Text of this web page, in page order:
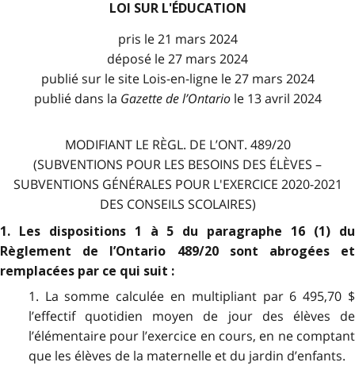
LOI SUR L'ÉDUCATION
pris le 21 mars 2024
déposé le 27 mars 2024
publié sur le site Lois-en-ligne le 27 mars 2024
publié dans la Gazette de l’Ontariole 13 avril 2024
MODIFIANT LE RÈGL. DE L’ONT. 489/20
(SUBVENTIONS POUR LES BESOINS DES ÉLÈVES –
SUBVENTIONS GÉNÉRALES POUR L'EXERCICE 2020-2021
DES CONSEILS SCOLAIRES)
1. Les dispositions 1 à 5 du paragraphe 16 (1) du
Règlement de l’Ontario 489/20 sont abrogées et
remplacées par ce qui suit :
1. La somme calculée en multipliant par 6 495,70 $
l’effectif quotidien moyen de jour des élèves de
l’élémentaire pour l’exercice en cours, en ne comptant
que les élèves de la maternelle et du jardin d’enfants.